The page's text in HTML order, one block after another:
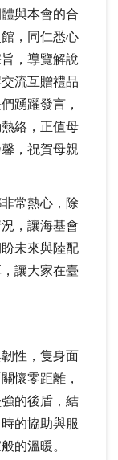
與本會的合
，同仁悉心
，導覽解說
流互贈禮品
踴躍發言，
絡，正值母
，祝賀母親
常熱心，除
，讓海基會
未來與陸配
讓大家在臺
性，隻身面
懷零距離，
的後盾，結
的協助與服
的溫暖。